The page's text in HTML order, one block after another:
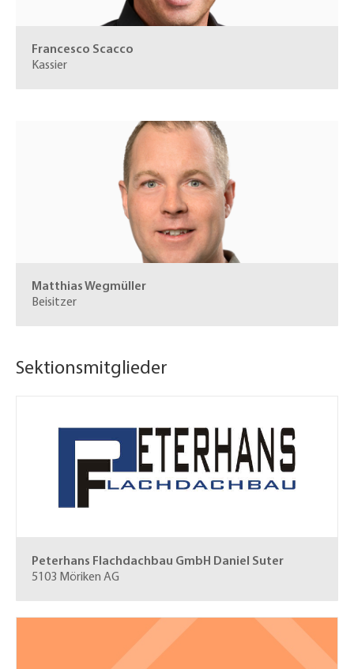
Francesco Scacco
Kassier
Matthias Wegmüller
Beisitzer
Sektionsmitglieder
Peterhans Flachdachbau GmbH Daniel Suter
5103 Möriken AG